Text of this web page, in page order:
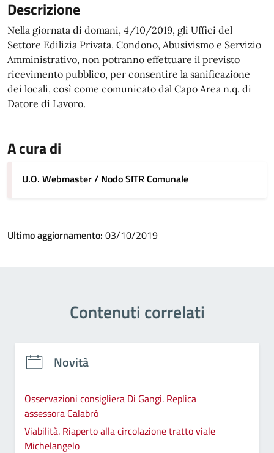
Descrizione
Nella giornata di domani, 4/10/2019, gli Uffici del
Settore Edilizia Privata, Condono, Abusivismo e Servizio
Amministrativo, non potranno effettuare il previsto
ricevimento pubblico, per consentire la sanificazione
dei locali, così come comunicato dal Capo Area n.q. di
Datore di Lavoro.
A cura di
U.O. Webmaster / Nodo SITR Comunale
Ultimo aggiornamento: 03/10/2019
Contenuti correlati
Novità
Osservazioni consigliera Di Gangi. Replica
assessora Calabrò
Viabilità. Riaperto alla circolazione tratto viale
Michelangelo